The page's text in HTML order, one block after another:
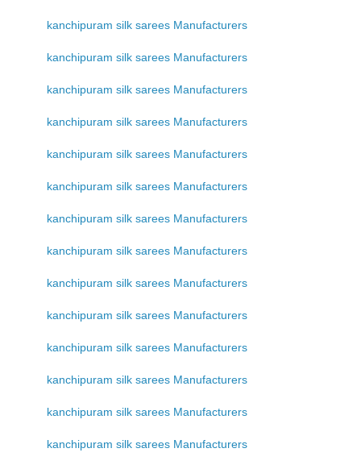
kanchipuram silk sarees Manufacturers
kanchipuram silk sarees Manufacturers
kanchipuram silk sarees Manufacturers
kanchipuram silk sarees Manufacturers
kanchipuram silk sarees Manufacturers
kanchipuram silk sarees Manufacturers
kanchipuram silk sarees Manufacturers
kanchipuram silk sarees Manufacturers
kanchipuram silk sarees Manufacturers
kanchipuram silk sarees Manufacturers
kanchipuram silk sarees Manufacturers
kanchipuram silk sarees Manufacturers
kanchipuram silk sarees Manufacturers
kanchipuram silk sarees Manufacturers